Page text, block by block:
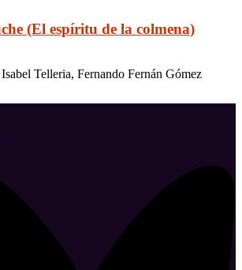
(El espíritu de la colmena)
Telleria, Fernando Fernán Gómez